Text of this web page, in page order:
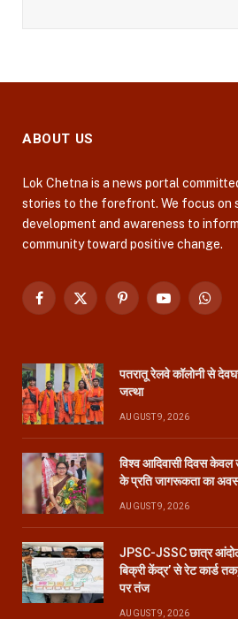
ABOUT US
Lok Chetna is a news portal
stories to the forefront. We focus on
development and awareness to
community toward positive change.
Facebook
X
PinterestYouTube
पतरातू रेलवे कॉलोनी से
जत्था
AUGUST 9, 2026
विश्व आदिवासी दिवस
के प्रति जागरूकता का
AUGUST 9, 2026
JPSC-JSSC छात्र
बिक्री केंद्र’ से रेट कार्ड
पर तंज
AUGUST 9, 2026